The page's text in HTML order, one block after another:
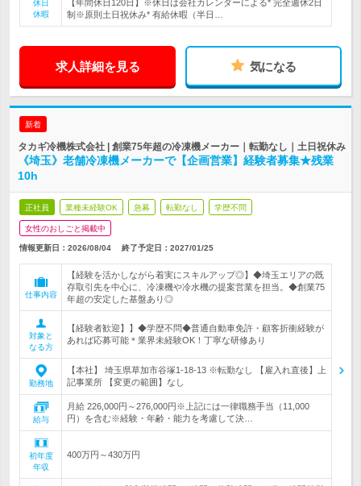
休日
休暇
【年間休日120日】※休日は会社カレンダーによる* 完全週休2日
制※原則土日祝休み* 有給休暇（半日…
求人詳細を見る 気になる
新着
タカギ冷機株式会社 | 創業75年超の冷凍機メーカー｜転勤なし｜土日祝休み
《埼玉》老舗冷凍機メーカーで【企画営業】経験者募集★残業
10h
正社員 業種未経験OK 急募 転勤なし 学歴不問
女性のおしごと掲載中
情報更新日：2026/08/04 終了予定日： 2027/01/25
仕事内容
【経験を活かしながら着実にスキルアップ◎】◆埼玉エリアの既
存取引先を中心に、冷凍機や冷水機の提案営業を担当。◆創業75
年超の安定した基盤あり◎
対象と
なる方
【経験者歓迎】】◆学歴不問◆普通自動車免許・顧客折衝経験が
あれば応募可能＊業界未経験OK！丁寧な研修あり
勤務地
【本社】 埼玉県草加市谷塚1-18-13 ※転勤なし 【雇入れ直後】上
記事業所 【変更の範囲】なし
給与
月給 226,000円～276,000円※上記には一律職務手当（11,000
円）を含む※経験・年齢・能力を考慮して決…
初年度
年収
400万円～430万円